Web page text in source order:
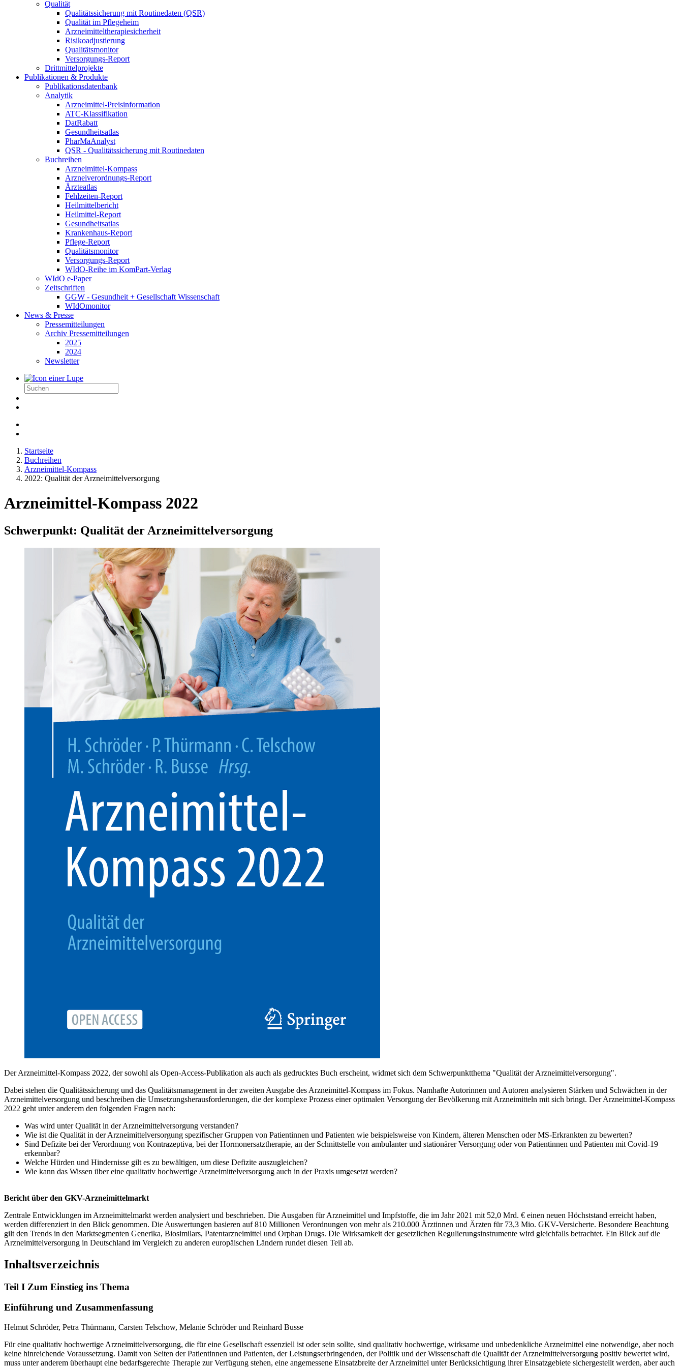
Qualität
Qualitätssicherung mit Routinedaten (QSR)
Qualität im Pflegeheim
Arzneimitteltherapiesicherheit
Risikoadjustierung
Qualitätsmonitor
Versorgungs-Report
Drittmittelprojekte
Publikationen & Produkte
Publikationsdatenbank
Analytik
Arzneimittel-Preisinformation
ATC-Klassifikation
DatRabatt
Gesundheitsatlas
PharMaAnalyst
QSR - Qualitätssicherung mit Routinedaten
Buchreihen
Arzneimittel-Kompass
Arzneiverordnungs-Report
Ärzteatlas
Fehlzeiten-Report
Heilmittelbericht
Heilmittel-Report
Gesundheitsatlas
Krankenhaus-Report
Pflege-Report
Qualitätsmonitor
Versorgungs-Report
WIdO-Reihe im KomPart-Verlag
WIdO e-Paper
Zeitschriften
GGW - Gesundheit + Gesellschaft Wissenschaft
WIdOmonitor
News & Presse
Pressemitteilungen
Archiv Pressemitteilungen
2025
2024
Newsletter
Startseite
Buchreihen
Arzneimittel-Kompass
2022: Qualität der Arzneimittelversorgung
Arzneimittel-Kompass 2022
Schwerpunkt: Qualität der Arzneimittelversorgung
Der Arzneimittel-Kompass 2022, der sowohl als Open-Access-Publikation als auch als gedrucktes Buch erscheint, widmet sich dem Schwerpunktthema "Qualität der Arzneimittelversorgung".
Dabei stehen die Qualitätssicherung und das Qualitätsmanagement in der zweiten Ausgabe des Arzneimittel-Kompass im Fokus. Namhafte Autorinnen und Autoren analysieren Stärken und Schwächen in der
Arzneimittelversorgung und beschreiben die Umsetzungsherausforderungen, die der komplexe Prozess einer optimalen Versorgung der Bevölkerung mit Arzneimitteln mit sich bringt. Der Arzneimittel-Kompass
2022 geht unter anderem den folgenden Fragen nach:
Was wird unter Qualität in der Arzneimittelversorgung verstanden?
Wie ist die Qualität in der Arzneimittelversorgung spezifischer Gruppen von Patientinnen und Patienten wie beispielsweise von Kindern, älteren Menschen oder MS-Erkrankten zu bewerten?
Sind Defizite bei der Verordnung von Kontrazeptiva, bei der Hormonersatztherapie, an der Schnittstelle von ambulanter und stationärer Versorgung oder von Patientinnen und Patienten mit Covid-19
erkennbar?
Welche Hürden und Hindernisse gilt es zu bewältigen, um diese Defizite auszugleichen?
Wie kann das Wissen über eine qualitativ hochwertige Arzneimittelversorgung auch in der Praxis umgesetzt werden?
Bericht über den GKV-Arzneimittelmarkt
Zentrale Entwicklungen im Arzneimittelmarkt werden analysiert und beschrieben. Die Ausgaben für Arzneimittel und Impfstoffe, die im Jahr 2021 mit 52,0 Mrd. € einen neuen Höchststand erreicht haben,
werden differenziert in den Blick genommen. Die Auswertungen basieren auf 810 Millionen Verordnungen von mehr als 210.000 Ärztinnen und Ärzten für 73,3 Mio. GKV-Versicherte. Besondere Beachtung
gilt den Trends in den Marktsegmenten Generika, Biosimilars, Patentarzneimittel und Orphan Drugs. Die Wirksamkeit der gesetzlichen Regulierungsinstrumente wird gleichfalls betrachtet. Ein Blick auf die
Arzneimittelversorgung in Deutschland im Vergleich zu anderen europäischen Ländern rundet diesen Teil ab.
Inhaltsverzeichnis
Teil I Zum Einstieg ins Thema
Einführung und Zusammenfassung
Helmut Schröder, Petra Thürmann, Carsten Telschow, Melanie Schröder und Reinhard Busse
Für eine qualitativ hochwertige Arzneimittelversorgung, die für eine Gesellschaft essenziell ist oder sein sollte, sind qualitativ hochwertige, wirksame und unbedenkliche Arzneimittel eine notwendige, aber noch
keine hinreichende Voraussetzung. Damit von Seiten der Patientinnen und Patienten, der Leistungserbringenden, der Politik und der Wissenschaft die Qualität der Arzneimittelversorgung positiv bewertet wird,
muss unter anderem überhaupt eine bedarfsgerechte Therapie zur Verfügung stehen, eine angemessene Einsatzbreite der Arzneimittel unter Berücksichtigung ihrer Einsatzgebiete sichergestellt werden, aber auch